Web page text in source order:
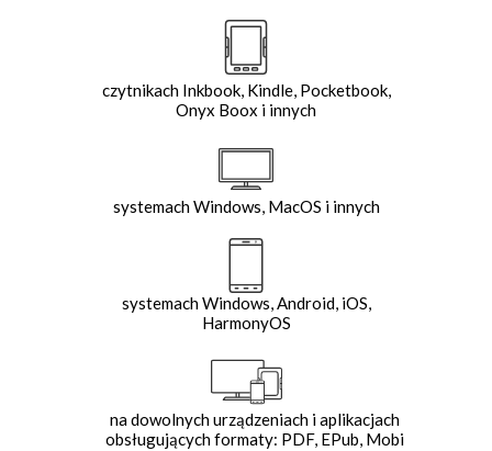
czytnikach Inkbook, Kindle, Pocketbook,
Onyx Boox i innych
systemach Windows, MacOS i innych
systemach Windows, Android, iOS,
HarmonyOS
na dowolnych urządzeniach i aplikacjach
obsługujących formaty: PDF, EPub, Mobi